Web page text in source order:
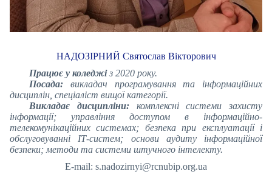
НАДОЗІРНИЙ Святослав Вікторович
Працює у коледжіз 2020 року.
Посада: викладач програмування та інформаційних
дисциплін, спеціаліст вищої категорії.
Викладає дисципліни:комплексні системи захисту
інформації; управління доступом в інформаційно-
телекомунікаційних системах; безпека при експлуатації і
обслуговуванні ІТ-систем; основи аудиту інформаційної
безпеки; методи та системи штучного інтелекту.
E-mail: s.nadozirnyi@rcnubip.org.ua